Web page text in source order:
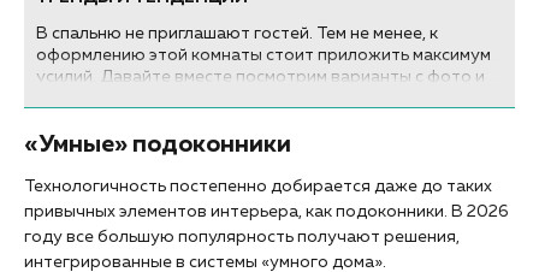
В спальню не приглашают гостей. Тем не менее, к
оформлению этой комнаты стоит приложить максимум
усилий. Давайте вместе посмотрим варианты с фото и
«Умные» подоконники
Технологичность постепенно добирается даже до таких
привычных элементов интерьера, как подоконники. В 2026
году все большую популярность получают решения,
интегрированные в системы «умного дома».